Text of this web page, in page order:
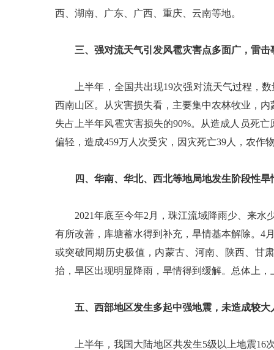
西、湖南、广东、广西、重庆、云南等地。
三、强对流天气引发风雹灾害点多面广，雷击
上半年，全国共出现19次强对流天气过程，数
西南山区。从灾害损失看，主要集中农林牧业，
失占上半年风雹灾害损失的90%。从造成人员死
偏轻，造成459万人次受灾，因灾死亡39人，农作
四、华南、华北、西北等地局地发生阶段性
2021年底至今年2月，珠江流域降雨少、来水
有所改善，库塘蓄水得到补充，旱情基本解除。4
或突破同期历史极值，内蒙古、河南、陕西、甘
抬，旱区出现明显降雨，旱情得到缓解。总体上
五、西部地区发生多起中强地震，未造成较大
上半年，我国大陆地区共发生5级以上地震16次